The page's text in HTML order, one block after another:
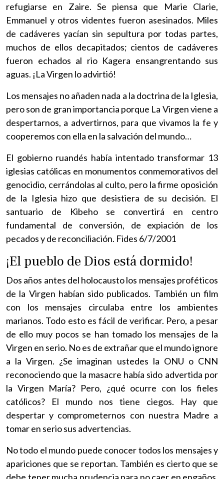
refugiarse en Zaire. Se piensa que Marie Clarie,
Emmanuel y otros videntes fueron asesinados. Miles
de cadáveres yacían sin sepultura por todas partes,
muchos de ellos decapitados; cientos de cadáveres
fueron echados al rio Kagera ensangrentando sus
aguas. ¡La Virgen lo advirtió!
Los mensajes no añaden nada a la doctrina de la Iglesia,
pero son de gran importancia porque La Virgen viene a
despertarnos, a advertirnos, para que vivamos la fe y
cooperemos con ella en la salvación del mundo…
El gobierno ruandés había intentado transformar 13
iglesias católicas en monumentos conmemorativos del
genocidio, cerrándolas al culto, pero la firme oposición
de la Iglesia hizo que desistiera de su decisión. El
santuario de Kibeho se convertirá en centro
fundamental de conversión, de expiación de los
pecados y de reconciliación. Fides 6/7/2001
¡El pueblo de Dios está dormido!
Dos años antes del holocausto los mensajes proféticos
de la Virgen habían sido publicados. También un film
con los mensajes circulaba entre los ambientes
marianos. Todo esto es fácil de verificar. Pero, a pesar
de ello muy pocos se han tomado los mensajes de la
Virgen en serio. No es de extrañar que el mundo ignore
a la Virgen. ¿Se imaginan ustedes la ONU o CNN
reconociendo que la masacre había sido advertida por
la Virgen María? Pero, ¿qué ocurre con los fieles
católicos? El mundo nos tiene ciegos. Hay que
despertar y comprometernos con nuestra Madre a
tomar en serio sus advertencias.
No todo el mundo puede conocer todos los mensajes y
apariciones que se reportan. También es cierto que se
debe tener mucha prudencia para no caer en engaños.